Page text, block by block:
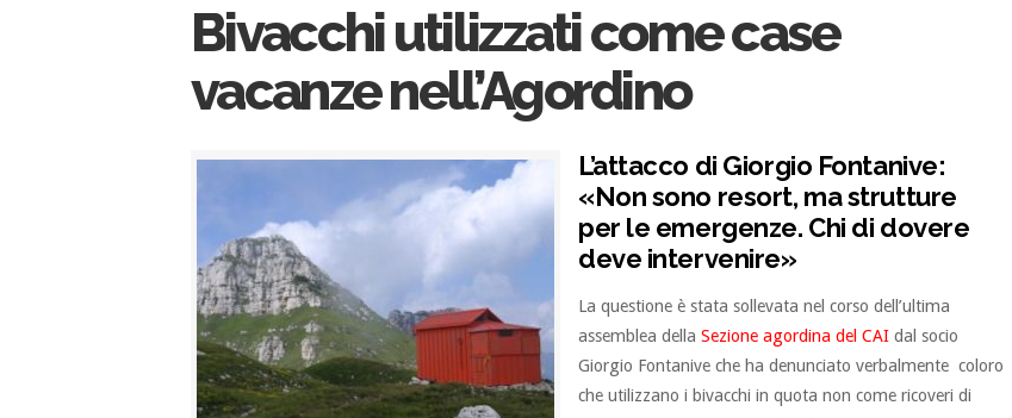
Bivacchi utilizzati come case
vacanze nell’Agordino
L’attacco di Giorgio Fontanive:
«Non sono resort, ma strutture
per le emergenze. Chi di dovere
deve intervenire»
La questione è stata sollevata nel corso dell’ultima
assemblea della Sezione agordina del CAI dal socio
Giorgio Fontanive che ha denunciato verbalmente coloro
che utilizzano i bivacchi in quota non come ricoveri di